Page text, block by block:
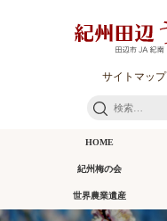
サイトマップ
検
HOME
紀州梅の会
世界農業遺産